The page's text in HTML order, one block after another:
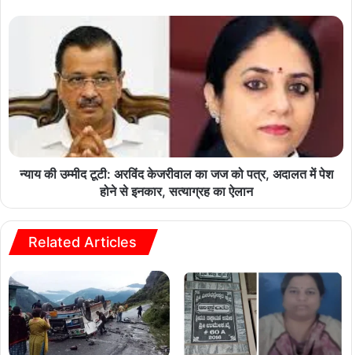
न्याय की उम्मीद टूटी: अरविंद केजरीवाल का जज को पत्र, अदालत में पेश
होने से इनकार, सत्याग्रह का ऐलान
Related Articles